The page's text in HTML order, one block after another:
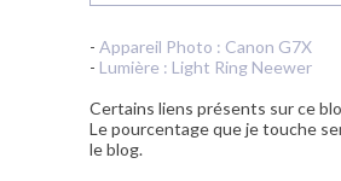
- Appareil Photo : Canon G7X
- Lumière : Light Ring Neewer
Certains liens présents sur ce
Le pourcentage que je touche
le blog.